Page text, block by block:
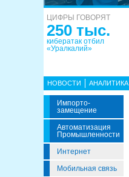
ЦИФРЫ ГОВОРЯТ
250 тыс.
кибератак отбил
«Уралкалий»
НОВОСТИ АНАЛИТИКА
Импорто­
Замещение
Автоматизация
Промышленности
Интернет
Мобильная связь